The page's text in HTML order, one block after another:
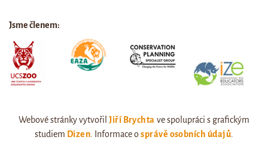
Jsme členem:
Webové stránky vytvořilJiří Brychta ve spolupráci s grafickým
studiem Dizen. Informace osprávě osobních údajů.